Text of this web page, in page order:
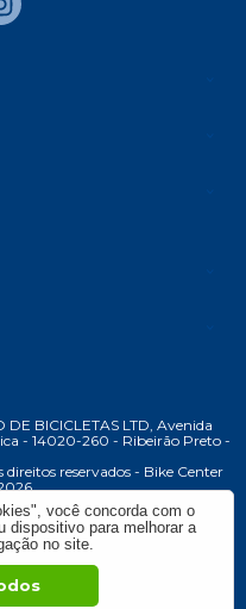
DE BICICLETAS LTD, Avenida
- 14020-260 - Ribeirão Preto -
reservados - Bike Center
você concorda com o
dispositivo para melhorar a
no site.